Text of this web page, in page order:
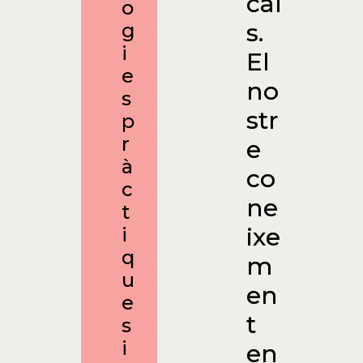
o
g
i
e
s
p
r
à
c
t
i
q
u
e
s
i
s.
El
no
str
e
co
ne
ixe
m
en
t
en